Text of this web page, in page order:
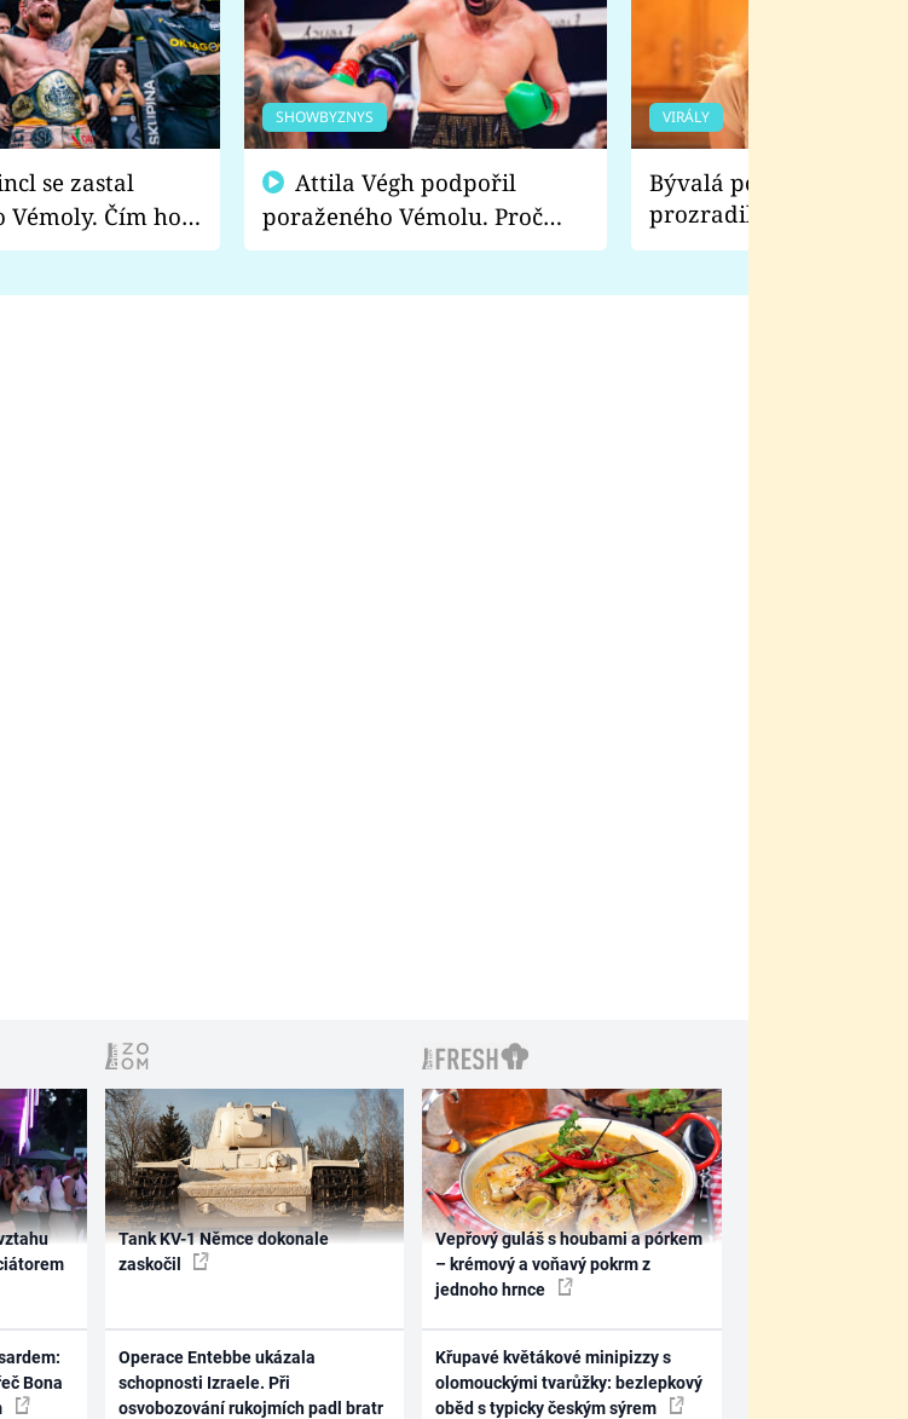
Vémoly. Čím ho
SHOWBYZNYS
poraženého Vémolu. Proč
chce raději zápasit s ním než
VIRÁLY
Bývalá pornoherečka
prozradila, co ji
natáčení Euforie.
Bona
Tank KV-1 Němce dokonale
zaskočil
Operace Entebbe ukázala
schopnosti Izraele. Při
osvobozování rukojmích padl bratr
Vepřový guláš s houbami a pórkem
– krémový a voňavý pokrm z
jednoho hrnce
Křupavé květákové minipizzy s
olomouckými tvarůžky: bezlepkový
oběd s typicky českým sýrem